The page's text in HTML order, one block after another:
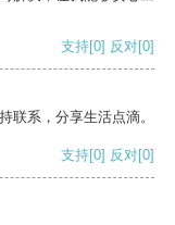
支持[0] 反对[0]
联系，分享生活点滴。
支持[0] 反对[0]